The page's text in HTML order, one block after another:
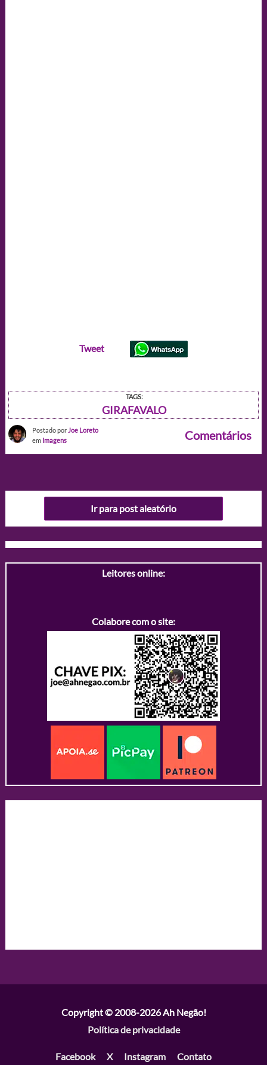
Tweet
TAGS:
GIRAFAVALO
Postado por Joe Loreto
em Imagens Comentários
Ir para post aleatório
Leitores online:
Colabore com o site:
Copyright © 2008-2026Ah Negão!
Política de privacidade
Facebook X Instagram Contato